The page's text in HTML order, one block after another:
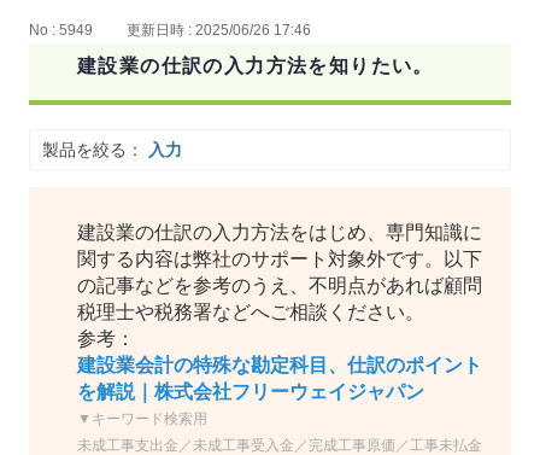
No : 5949 更新日時 : 2025/06/26 17:46
建設業の仕訳の入力方法を知りたい。
製品を絞る： 入力
建設業の仕訳の入力方法をはじめ、専門知識に
関する内容は弊社のサポート対象外です。以下
の記事などを参考のうえ、不明点があれば顧問
税理士や税務署などへご相談ください。
参考：
建設業会計の特殊な勘定科目、仕訳のポイント
を解説｜株式会社フリーウェイジャパン
▼キーワード検索用
未成工事支出金／未成工事受入金／完成工事原価／工事未払金